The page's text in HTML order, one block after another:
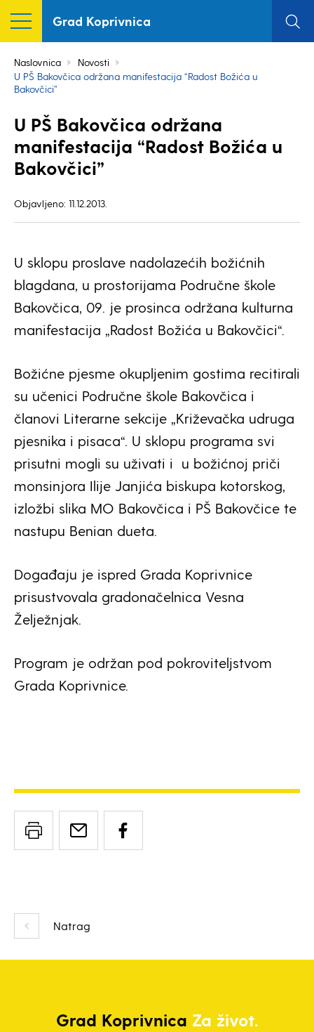
Grad Koprivnica
Natrag
Naslovnica
Novosti
U PŠ Bakovčica održana manifestacija “Radost Božića u
Bakovčici”
U PŠ Bakovčica održana
manifestacija “Radost Božića u
Bakovčici”
Objavljeno: 11.12.2013.
U sklopu proslave nadolazećih božićnih
blagdana, u prostorijama Područne škole
Bakovčica, 09. je prosinca održana kulturna
manifestacija „Radost Božića u Bakovčici“.
Božićne pjesme okupljenim gostima recitirali
su učenici Područne škole Bakovčica i
članovi Literarne sekcije „Križevačka udruga
pjesnika i pisaca“. U sklopu programa svi
prisutni mogli su uživati i u božićnoj priči
monsinjora Ilije Janjića biskupa kotorskog,
izložbi slika MO Bakovčica i PŠ Bakovčice te
nastupu Benian dueta.
Događaju je ispred Grada Koprivnice
prisustvovala gradonačelnica Vesna
Želježnjak.
Program je održan pod pokroviteljstvom
Grada Koprivnice.
Grad Koprivnica Za život.